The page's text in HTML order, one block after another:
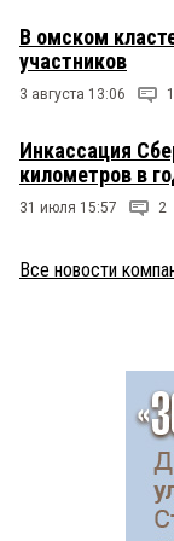
В омском
участников
3 августа 13:06 1
Инкассация
километров в
31 июля 15:57 2
Все новости